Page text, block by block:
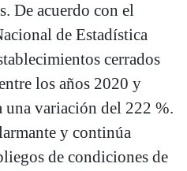
De acuerdo con el
de Estadística
cerrados
los años 2020 y
una variación del 222 %.
y continúa
de condiciones de